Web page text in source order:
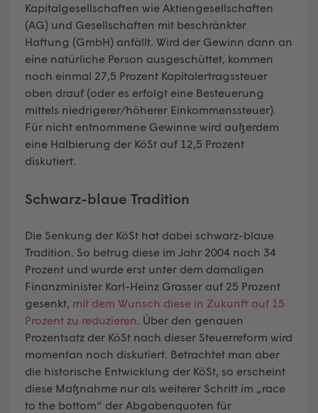
Kapitalgesellschaften wie Aktiengesellschaften
(AG) und Gesellschaften mit beschränkter
Haftung (GmbH) anfällt. Wird der Gewinn dann an
eine natürliche Person ausgeschüttet, kommen
noch einmal 27,5 Prozent Kapitalertragssteuer
oben drauf (oder es erfolgt eine Besteuerung
mittels niedrigerer/höherer Einkommenssteuer).
Für nicht entnommene Gewinne wird außerdem
eine Halbierung der KöSt auf 12,5 Prozent
diskutiert.
Schwarz-blaue Tradition
Die Senkung der KöSt hat dabei schwarz-blaue
Tradition. So betrug diese im Jahr 2004 noch 34
Prozent und wurde erst unter dem damaligen
Finanzminister Karl-Heinz Grasser auf 25 Prozent
gesenkt, mit dem Wunsch diese in Zukunft auf 15
Prozent zu reduzieren . Über den genauen
Prozentsatz der KöSt nach dieser Steuerreform wird
momentan noch diskutiert. Betrachtet man aber
die historische Entwicklung der KöSt, so erscheint
diese Maßnahme nur als weiterer Schritt im „race
to the bottom“ der Abgabenquoten für